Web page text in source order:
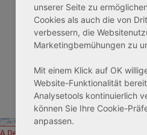
Pflegeapartments Senioren-/
Degressive 5,00 %
unserer Seite zu
Cookies als auch die von
verbessern, die
Marketingbemühungen zu
Mit einem Klick auf OK
Website-Funktionalität
Analysetools kontinuierlich
können Sie Ihre Cookie-
anpassen.